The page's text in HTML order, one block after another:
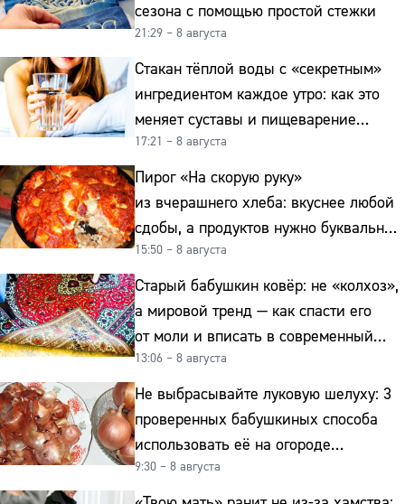
сезона с помощью простой стежки
21:29 – 8 августа
Стакан тёплой воды с «секретным»
ингредиентом каждое утро: как это
меняет суставы и пищеварение
после 50
17:21 – 8 августа
Пирог «На скорую руку»
из вчерашнего хлеба: вкуснее любой
сдобы, а продуктов нужно буквально
копейки
15:50 – 8 августа
Старый бабушкин ковёр: не «колхоз»,
а мировой тренд — как спасти его
от моли и вписать в современный
интерьер
13:06 – 8 августа
Не выбрасывайте луковую шелуху: 3
проверенных бабушкиных способа
использовать её на огороде
и для здоровья этой зимой
9:30 – 8 августа